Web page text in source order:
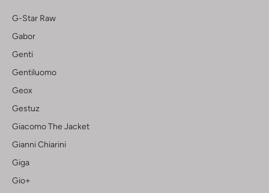
G-Star Raw
Gabor
Genti
Gentiluomo
Geox
Gestuz
Giacomo The Jacket
Gianni Chiarini
Giga
Gio+